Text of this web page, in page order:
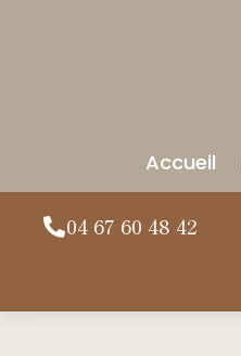
Accueil
04 67 60 48 42